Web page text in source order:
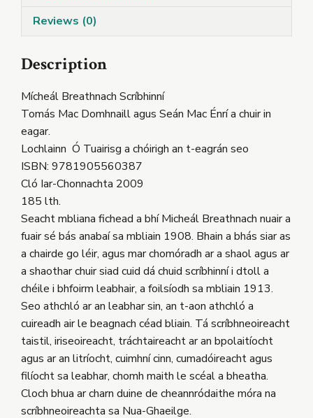
Reviews (0)
Description
Mícheál Breathnach Scríbhinní
Tomás Mac Domhnaill agus Seán Mac Énrí a chuir in
eagar.
Lochlainn Ó Tuairisg a chóirigh an t-eagrán seo
ISBN: 9781905560387
Cló Iar-Chonnachta 2009
185 lth.
Seacht mbliana fichead a bhí Micheál Breathnach nuair a
fuair sé bás anabaí sa mbliain 1908. Bhain a bhás siar as
a chairde go léir, agus mar chomóradh ar a shaol agus ar
a shaothar chuir siad cuid dá chuid scríbhinní i dtoll a
chéile i bhfoirm leabhair, a foilsíodh sa mbliain 1913.
Seo athchló ar an leabhar sin, an t-aon athchló a
cuireadh air le beagnach céad bliain. Tá scríbhneoireacht
taistil, iriseoireacht, tráchtaireacht ar an bpolaitíocht
agus ar an litríocht, cuimhní cinn, cumadóireacht agus
filíocht sa leabhar, chomh maith le scéal a bheatha.
Cloch bhua ar charn duine de cheannródaithe móra na
scríbhneoireachta sa Nua-Ghaeilge.